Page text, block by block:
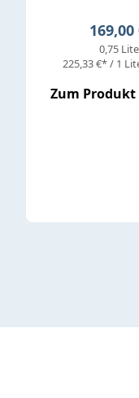
169,00
0,75
225,33 €* / 1
Zum Produkt